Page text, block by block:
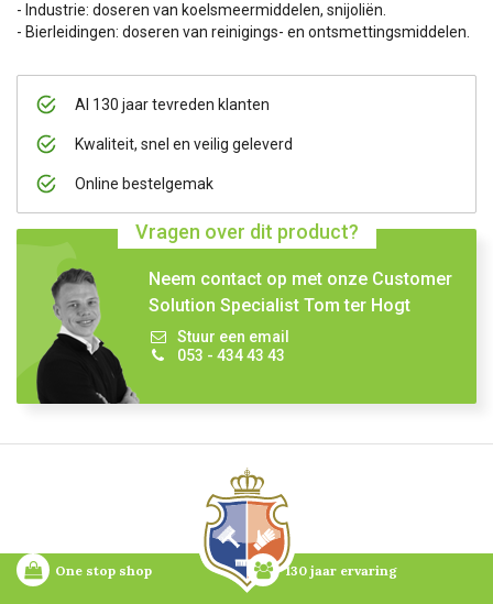
Al 130 jaar tevreden klanten
Kwaliteit, snel en veilig geleverd
Online bestelgemak
Vragen over dit product?
Neem contact op met onze Customer
Solution Specialist Tom ter Hogt
Stuur een email
053 - 434 43 43
- Industrie: doseren van koelsmeermiddelen, snijoliën.
- Bierleidingen: doseren van reinigings- en ontsmettingsmiddelen.
One stop shop 130 jaar ervaring